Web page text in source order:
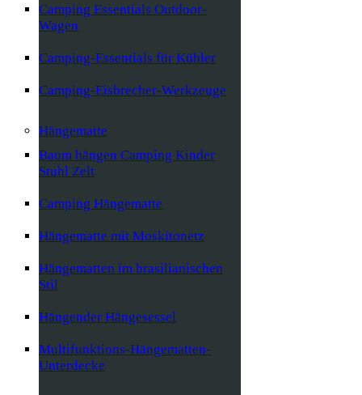
Camping Essentials Outdoor-
Wagen
Camping-Essentials für Kühler
Camping-Eisbrecher-Werkzeuge
Hängematte
Baum hängen Camping Kinder
Stuhl Zelt
Camping Hängematte
Hängematte mit Moskitonetz
Hängematten im brasilianischen
Stil
Hängender Hängesessel
Multifunktions-Hängematten-
Unterdecke